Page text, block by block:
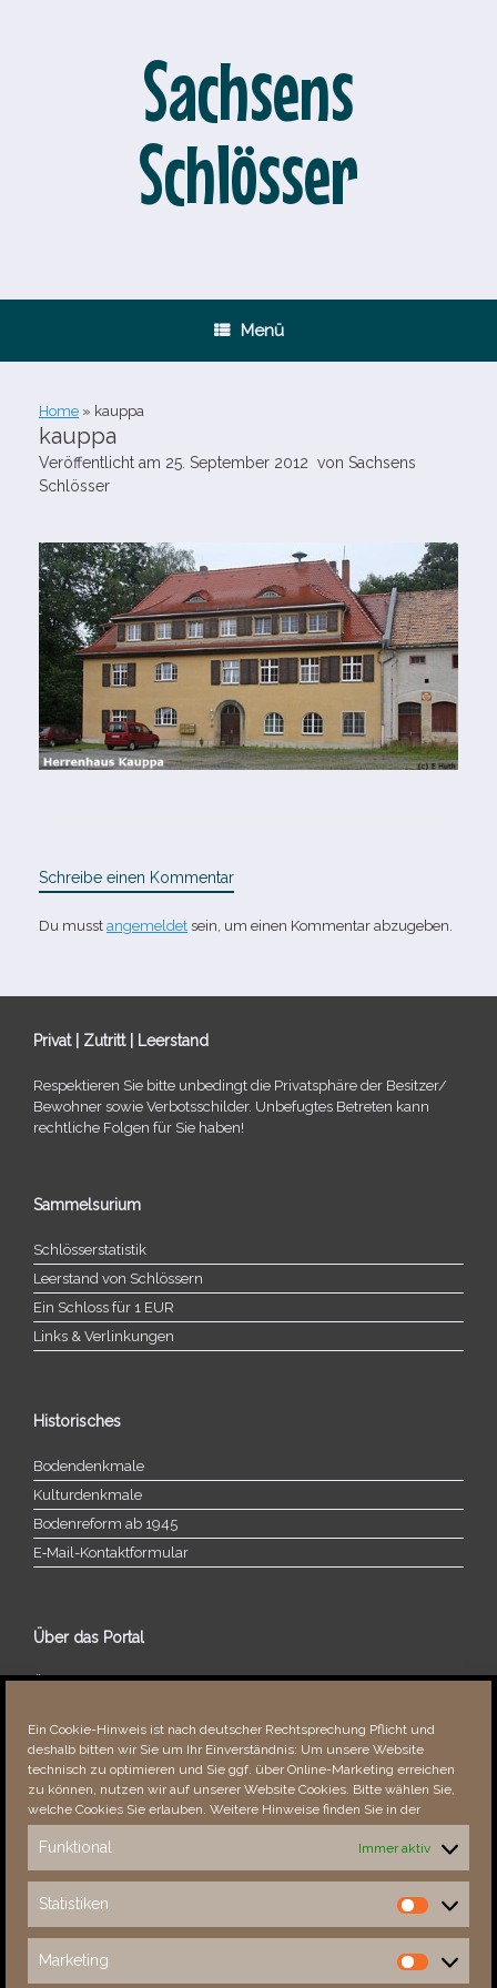
Ein Cookie-Hinweis ist nach deutscher Rechtsprechung Pflicht und
deshalb bitten wir Sie um Ihr Einverständnis: Um unsere Website
technisch zu optimieren und Sie ggf. über Online-Marketing erreichen
zu können, nutzen wir auf unserer Website Cookies. Bitte wählen Sie,
welche Cookies Sie erlauben. Weitere Hinweise finden Sie in der
Funktional Immer aktiv
Statistiken
Statistiken
Marketing
Marketing
Sachsens
Schlösser
Menü
Home » kauppa
kauppa
Veröffentlicht am 25. September 2012 von Sachsens
Schlösser
Schreibe einen Kommentar
Du musst angemeldet sein, um einen Kommentar abzugeben.
Privat | Zutritt | Leerstand
Respektieren Sie bitte unbe­dingt die Privatsphäre der Besitzer/​
Bewohner sowie Verbotsschilder. Unbefugtes Betreten kann
recht­li­che Folgen für Sie haben!
Sammelsurium
Schlösserstatistik
Leerstand von Schlössern
Ein Schloss für 1 EUR
Links & Verlinkungen
Historisches
Bodendenkmale
Kulturdenkmale
Bodenreform ab 1945
E‑Mail-​​Kontaktformular
Über das Portal
Über dieses Portal
Fehler bemerkt?
Besucher seit 08/​2021
This Week
34049